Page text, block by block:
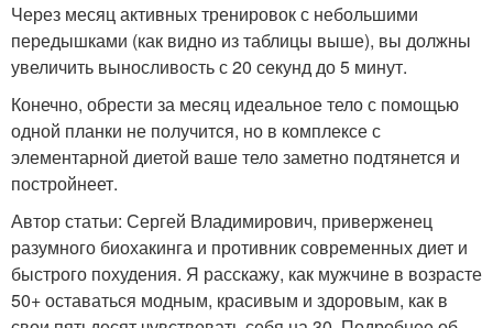
Через месяц активных тренировок с небольшими
передышками (как видно из таблицы выше), вы должны
увеличить выносливость с 20 секунд до 5 минут.
Конечно, обрести за месяц идеальное тело с помощью
одной планки не получится, но в комплексе с
элементарной диетой ваше тело заметно подтянется и
постройнеет.
Автор статьи: Сергей Владимирович, приверженец
разумного биохакинга и противник современных диет и
быстрого похудения. Я расскажу, как мужчине в возрасте
50+ оставаться модным, красивым и здоровым, как в